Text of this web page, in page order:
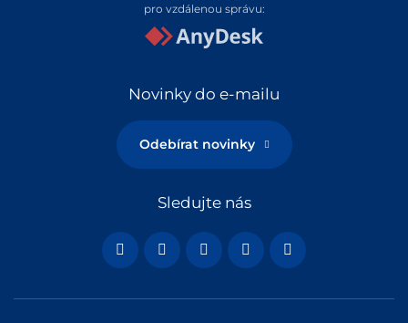
pro vzdálenou správu:
Novinky do e-mailu
Odebírat novinky
Sledujte nás